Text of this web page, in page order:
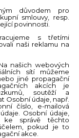
důvodem pro
smlouvy, resp.
povinnosti.
s třetími
naši reklamu na
našich webových
sítí můžeme
jiné propagační
akcích je
soutěží a
Osobní údaje, např.
číslo, e-mailová
Osobní údaje,
ke správě těchto
pokud je to
akce.